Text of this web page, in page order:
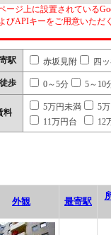
ージ上に設置されている
びAPIキーをご用意いただ
駅 赤坂見附 四
歩 0～5分 5～10
料
5万円未満
5
11万円台
12
外観 最寄駅